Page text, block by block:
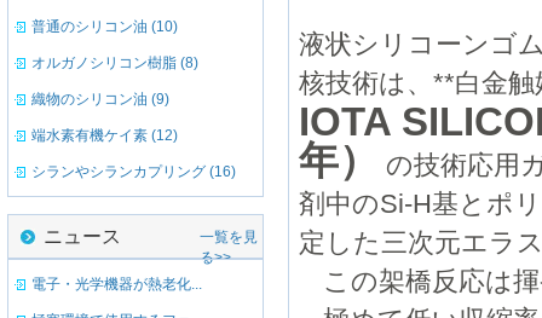
普通のシリコン油 (10)
オルガノシリコン樹脂 (8)
織物のシリコン油 (9)
端水素有機ケイ素 (12)
シランやシランカプリング (16)
ニュース
一覧を見
る>>
電子・光学機器が熱老化...
液状シリコーンゴ
核技術は、**白金
IOTA
年）
の技術応用
剤中のSi-H基とポ
定した三次元エラ
この架橋反応は